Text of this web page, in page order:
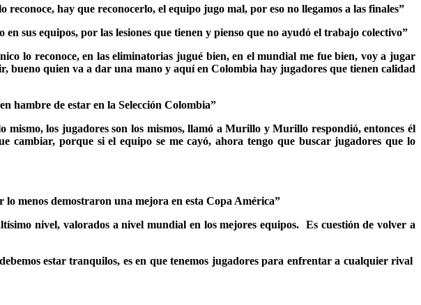
hay que reconocerlo, el equipo jugo mal, por eso no llegamos a las finales”
sus equipos, por las lesiones que tienen y pienso que no ayudó el trabajo colectivo”
lo reconoce, en las eliminatorias jugué bien, en el mundial me fue bien, voy a jugar
bueno quien va a dar una mano y aquí en Colombia hay jugadores que tienen calidad
hambre de estar en la Selección Colombia”
los jugadores son los mismos, llamó a Murillo y Murillo respondió, entonces él
porque si el equipo se me cayó, ahora tengo que buscar jugadores que lo
lo menos demostraron una mejora en esta Copa América”
nivel, valorados a nivel mundial en los mejores equipos. Es cuestión de volver a
estar tranquilos, es en que tenemos jugadores para enfrentar a cualquier rival